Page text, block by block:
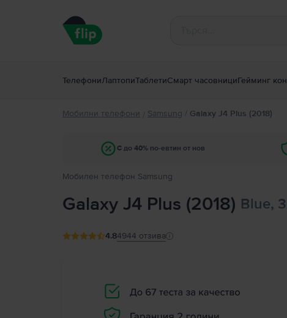
ТелефониЛаптопиТаблетиСмарт часовнициГейминг
Мобилни телефони / Samsung / Galaxy J4 Plus (2018)
С до 40% по-евтин от нов
Мобилен телефон Samsung
Galaxy J4 Plus (2018) Blue,
4.84944 отзива